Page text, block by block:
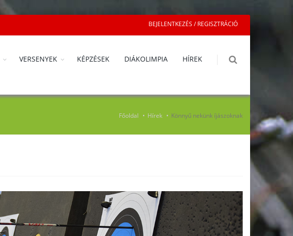
BEJELENTKEZÉS / REGISZTRÁCIÓ
VERSENYEK KÉPZÉSEK DIÁKOLIMPIA HÍREK
Főoldal Hírek Könnyű nekünk íjászoknak